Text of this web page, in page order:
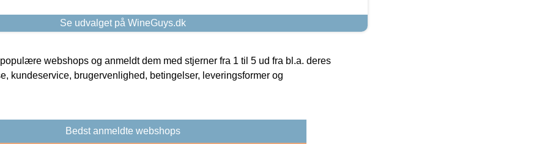
Se udvalget på WineGuys.dk
webshops og anmeldt dem med stjerner fra 1 til 5 ud fra bl.a. deres
kundeservice, brugervenlighed, betingelser, leveringsformer og
Bedst anmeldte webshops